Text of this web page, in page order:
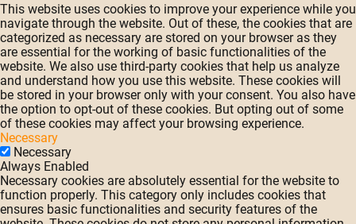
This website uses cookies to improve your experience while you
navigate through the website. Out of these, the cookies that are
categorized as necessary are stored on your browser as they
are essential for the working of basic functionalities of the
website. We also use third-party cookies that help us analyze
and understand how you use this website. These cookies will
be stored in your browser only with your consent. You also have
the option to opt-out of these cookies. But opting out of some
of these cookies may affect your browsing experience.
Necessary
Necessary
Always Enabled
Necessary cookies are absolutely essential for the website to
function properly. This category only includes cookies that
ensures basic functionalities and security features of the